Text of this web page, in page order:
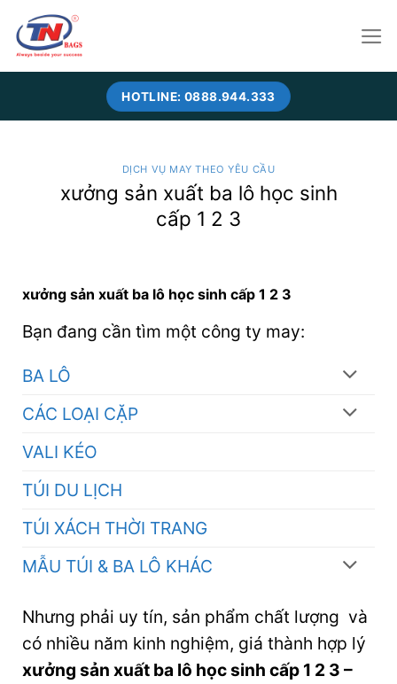
content
HOTLINE: 0888.944.333
DỊCH VỤ MAY THEO YÊU CẦU
xưởng sản xuất ba lô học sinh
cấp 1 2 3
xưởng sản xuất ba lô học sinh cấp 1 2 3
Bạn đang cần tìm một công ty may:
BA LÔ
CÁC LOẠI CẶP
VALI KÉO
TÚI DU LỊCH
TÚI XÁCH THỜI TRANG
MẪU TÚI & BA LÔ KHÁC
Nhưng phải uy tín, sản phẩm chất lượng và
có nhiều năm kinh nghiệm, giá thành hợp lý
xưởng sản xuất ba lô học sinh cấp 1 2 3 –